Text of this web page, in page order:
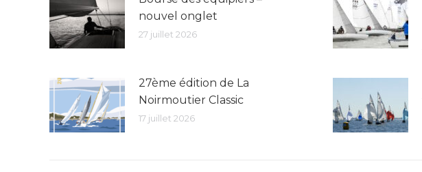
nouvel onglet
27 juillet 2026
27ème édition de La
Noirmoutier Classic
17 juillet 2026